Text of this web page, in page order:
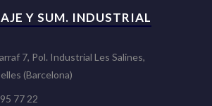
Y SUM. INDUSTRIAL
7, Pol. Industrial Les Salines,
(Barcelona)
77 22